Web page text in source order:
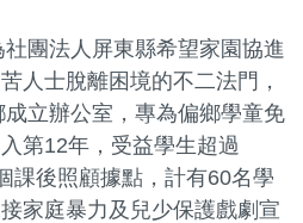
團法人屏東縣希望家園協進
人士脫離困境的不二法門，
立辦公室，專為偏鄉學童免
第12年，受益學生超過
課後照顧據點，計有60名學
家庭暴力及兒少保護戲劇宣